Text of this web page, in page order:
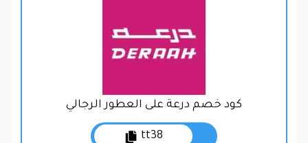
كود خصم درعة على العطور الرجالي
tt38